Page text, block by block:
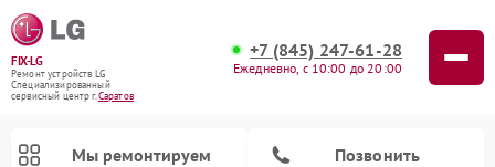
FIX-LG
Ремонт устройств LG
Специализированный
cервисный центр г.Саратов
+7 (845) 247-61-28
Ежедневно, с 10:00 до 20:00
Мы ремонтируем Позвонить